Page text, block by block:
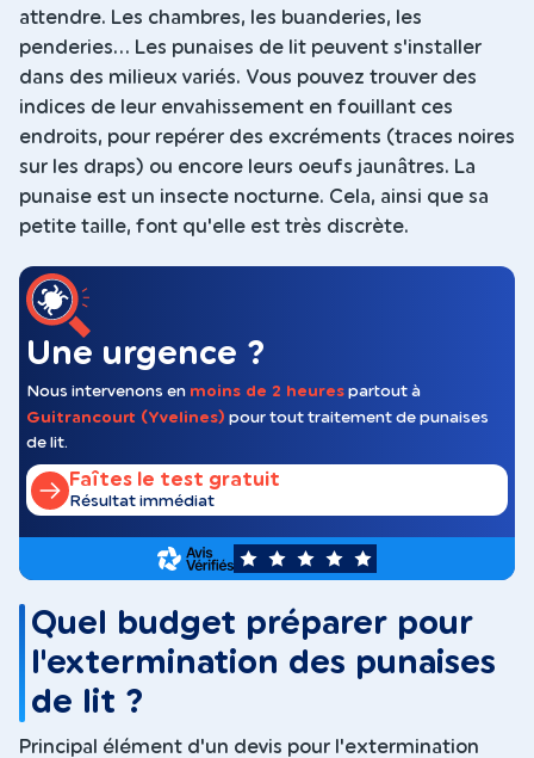
attendre. Les chambres, les buanderies, les
penderies... Les punaises de lit peuvent s'installer
dans des milieux variés. Vous pouvez trouver des
indices de leur envahissement en fouillant ces
endroits, pour repérer des excréments (traces noires
sur les draps) ou encore leurs oeufs jaunâtres. La
punaise est un insecte nocturne. Cela, ainsi que sa
petite taille, font qu'elle est très discrète.
Une urgence ?
Nous intervenons en moins de 2 heures partout à
Guitrancourt (Yvelines) pour tout traitement de punaises
de lit.
Faîtes le test gratuit
Résultat immédiat
5
Quel budget préparer pour
l'extermination des punaises
de lit ?
Principal élément d'un devis pour l'extermination